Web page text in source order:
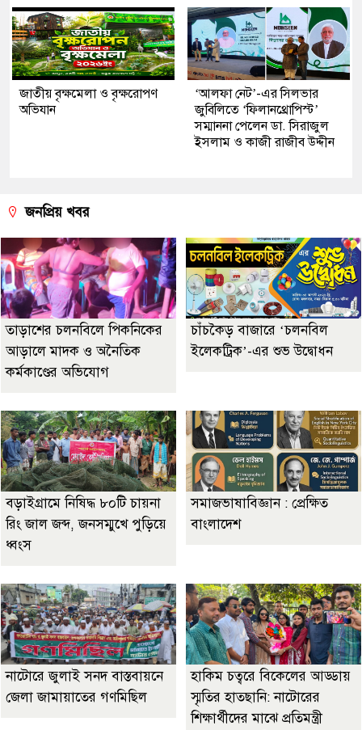
জাতীয় বৃক্ষমেলা ও বৃক্ষরোপণ
অভিযান
‘আলফা নেট’-এর সিলভার
জুবিলিতে ‘ফিলানথ্রোপিস্ট’
সম্মাননা পেলেন ডা. সিরাজুল
ইসলাম ও কাজী রাজীব উদ্দীন
জনপ্রিয় খবর
তাড়াশের চলনবিলে পিকনিকের
আড়ালে মাদক ও অনৈতিক
কর্মকাণ্ডের অভিযোগ
চাঁচকৈড় বাজারে ‘চলনবিল
ইলেকট্রিক’-এর শুভ উদ্বোধন
বড়াইগ্রামে নিষিদ্ধ ৮০টি চায়না
রিং জাল জব্দ, জনসম্মুখে পুড়িয়ে
ধ্বংস
সমাজভাষাবিজ্ঞান : প্রেক্ষিত
বাংলাদেশ
নাটোরে জুলাই সনদ বাস্তবায়নে
জেলা জামায়াতের গণমিছিল
হাকিম চত্বরে বিকেলের আড্ডায়
স্মৃতির হাতছানি: নাটোরের
শিক্ষার্থীদের মাঝে প্রতিমন্ত্রী